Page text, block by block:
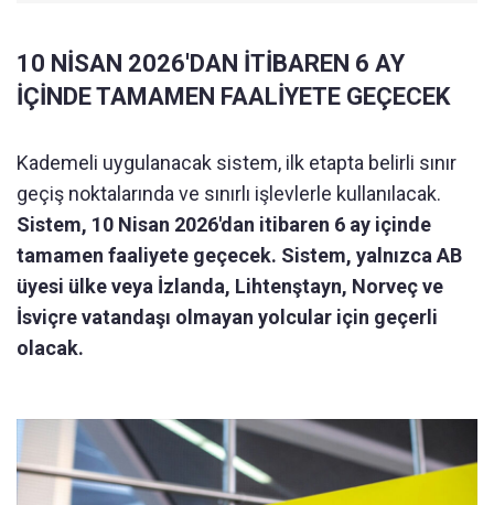
10 NİSAN 2026'DAN İTİBAREN 6 AY
İÇİNDE TAMAMEN FAALİYETE GEÇECEK
Kademeli uygulanacak sistem, ilk etapta belirli sınır
geçiş noktalarında ve sınırlı işlevlerle kullanılacak.
Sistem, 10 Nisan 2026'dan itibaren 6 ay içinde
tamamen faaliyete geçecek. Sistem, yalnızca AB
üyesi ülke veya İzlanda, Lihtenştayn, Norveç ve
İsviçre vatandaşı olmayan yolcular için geçerli
olacak.​​​​​​​